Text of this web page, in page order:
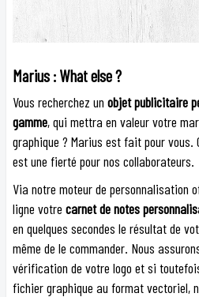
Marius : What else ?
Vous recherchez un objet publicitaire
gamme, qui mettra en valeur votre
graphique ? Marius est fait pour vous.
est une fierté pour nos collaborateurs.
Via notre moteur de personnalisation
ligne votre carnet de notes
en quelques secondes le résultat de
même de le commander. Nous
vérification de votre logo et si
fichier graphique au format vectoriel,